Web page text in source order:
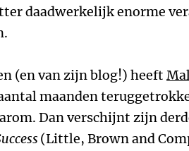
daadwerkelijk enorme
(en van zijn blog!) heeft
maanden
Dan verschijnt zijn
(Little, Brown and